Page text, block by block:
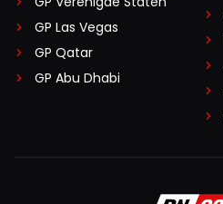
GP Las Vegas
GP Qatar
GP Abu Dhabi